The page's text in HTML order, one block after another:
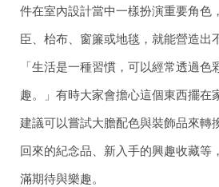
件在室內設計當中一樣扮演重要角色
臣、枱布、窗簾或地毯，就能營造出
「生活是一種習慣，可以經常透過
趣。」有時大家會擔心這個東西擺在
建議可以嘗試大膽配色與裝飾品來轉
回來的紀念品、新入手的興趣收藏等
滿期待與樂趣。